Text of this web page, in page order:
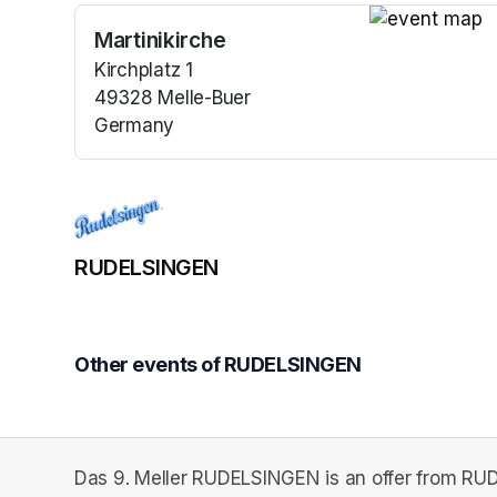
Martinikirche
Kirchplatz 1
49328 Melle-Buer
Germany
(opens in a new tab)
RUDELSINGEN
Other events of RUDELSINGEN
Das 9. Meller RUDELSINGEN is an offer from